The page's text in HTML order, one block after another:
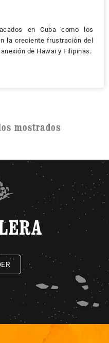
en Cuba como los
la creciente frustración del
de Hawai y Filipinas.
mostrados